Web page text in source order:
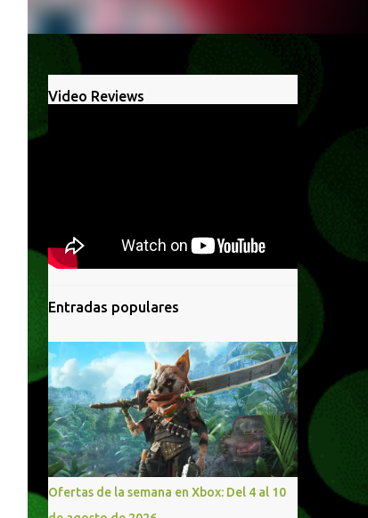
Video Reviews
Entradas populares
Ofertas de la semana en Xbox: Del 4 al 10